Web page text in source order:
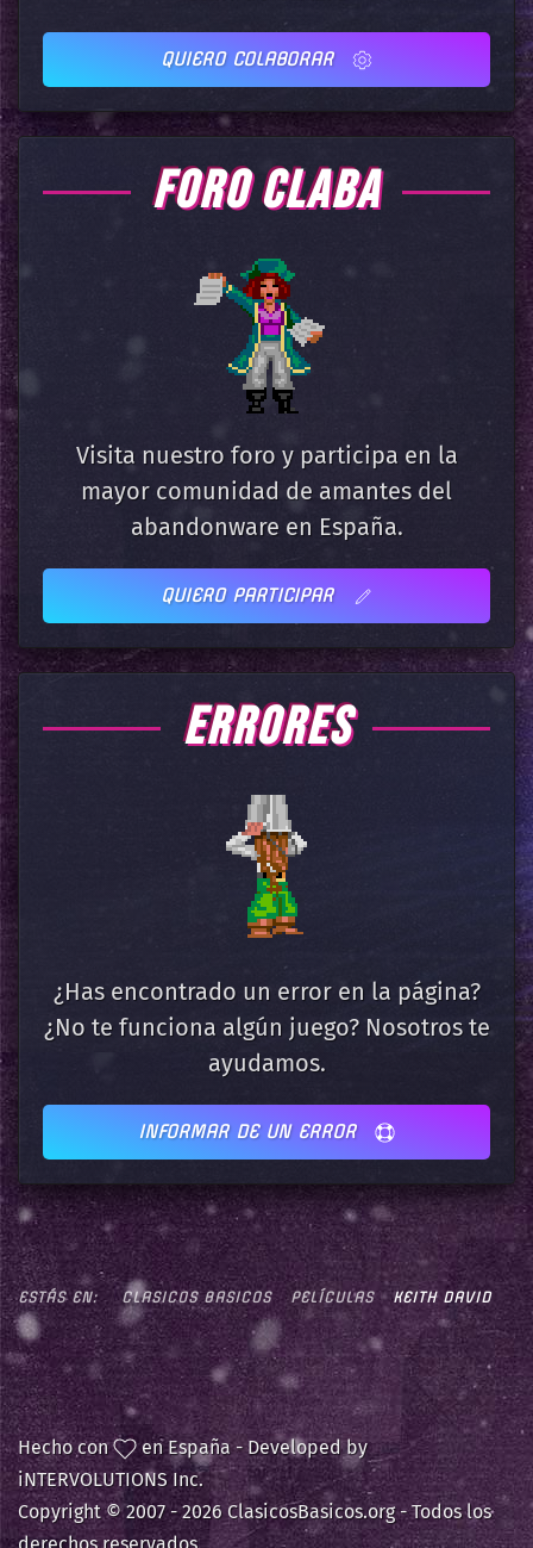
QUIERO COLABORAR
FORO CLABA
Visita nuestro foro y participa en la
mayor comunidad de amantes del
abandonware en España.
QUIERO PARTICIPAR
ERRORES
¿Has encontrado un error en la página?
¿No te funciona algún juego? Nosotros te
ayudamos.
INFORMAR DE UN ERROR
ESTÁS EN: CLASICOS BASICOS PELÍCULAS KEITH DAVID
Hecho con
en España - Developed by
iNTERVOLUTIONS Inc.
Copyright © 2007 -2026 ClasicosBasicos.org - Todos los